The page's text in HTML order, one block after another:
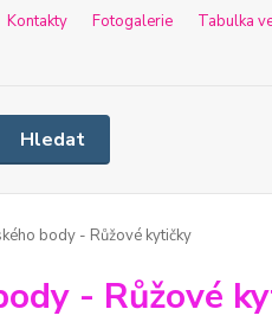
Kontakty Fotogalerie
Tabulka
Hledat
body - Růžové kytičky
- Růžové